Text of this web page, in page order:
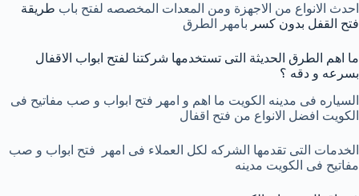
احدث الانواع من الاجهزة ومن المعدات المخصصه لفتح باب طريقة
فتح القفل بدون كسر بامهر الطرق
ما اهم الطرق الحديثة التى تستخدمها شركتنا لفتح ابواب الاقفال
بسرعه و دقه ؟
السياره فى مدينه الكويت ما اهم و امهر فتح ابواب و صب مفاتيح فى
الكويت افضل الانواع من فتح اقفال
الخدمات التى تقدمها الشركه لكل العملاء فى امهر فتح ابواب و صب
مفاتيح فى الكويت مدينه